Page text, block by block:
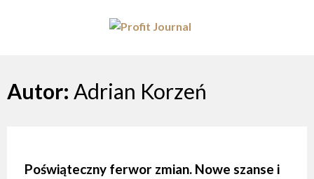
Autor: Adrian Korzeń
Poświąteczny ferwor zmian. Nowe szanse i